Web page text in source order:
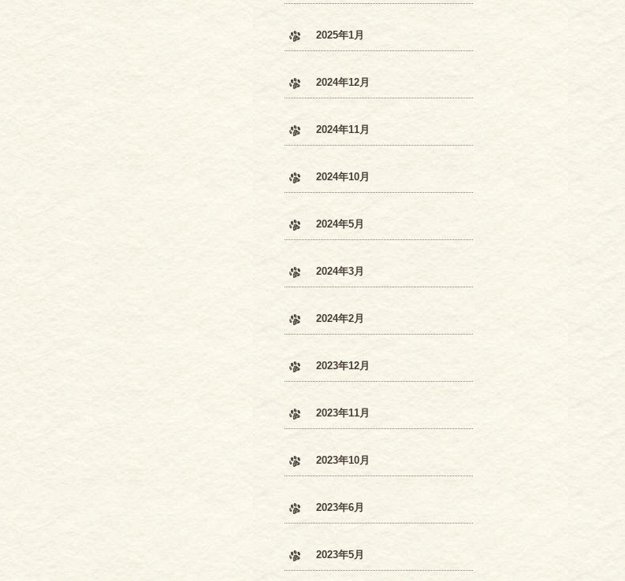
2025年1月
2024年12月
2024年11月
2024年10月
2024年5月
2024年3月
2024年2月
2023年12月
2023年11月
2023年10月
2023年6月
2023年5月